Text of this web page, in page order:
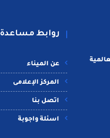
روابط مساعدة
عن الميناء
المركز الإعلامى
اتصل بنا
اسئلة واجوبة